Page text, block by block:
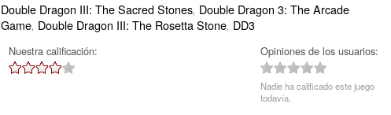
Double Dragon III: The Sacred Stones, Double Dragon 3: The Arcade
Game, Double Dragon III: The Rosetta Stone, DD3
Nuestra calificación: Opiniones de los usuarios:
Nadie ha calificado este juego
todavía.